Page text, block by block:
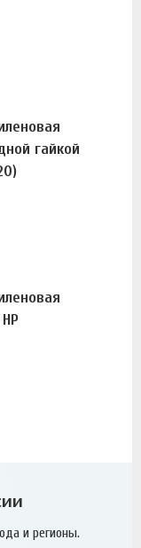
гайкой
и регионы.